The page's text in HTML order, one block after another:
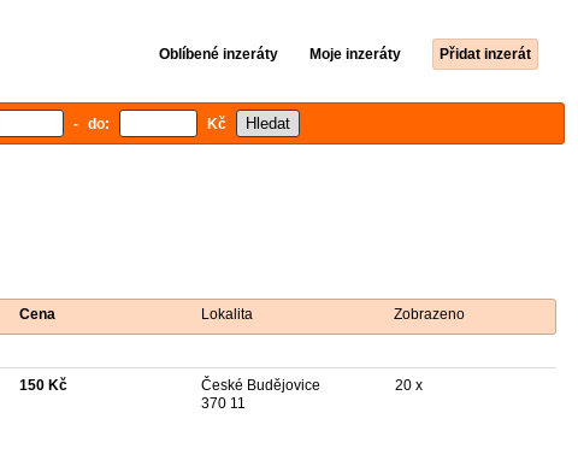
Oblíbené inzeráty Moje inzeráty Přidat inzerát
- do: Kč
Cena Lokalita Zobrazeno
150 Kč
České Budějovice
370 11
20 x